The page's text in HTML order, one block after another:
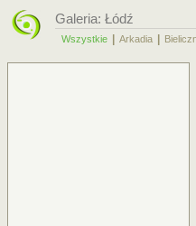
Galeria: Łódź
Wszystkie Arkadia